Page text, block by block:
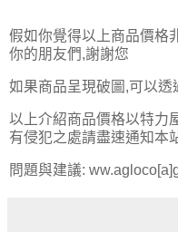
假如你覺得以上商品價格
你的朋友們,謝謝您
如果商品呈現破圖,可以
以上介紹商品價格以特力
有侵犯之處請盡速通知本
問題與建議: